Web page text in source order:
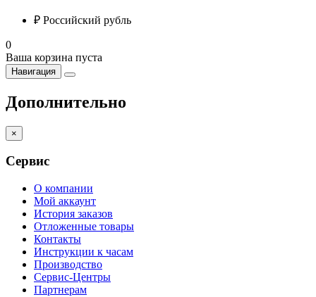
₽ Российский рубль
0
Ваша корзина пуста
Навигация
Дополнительно
×
Сервис
О компании
Мой аккаунт
История заказов
Отложенные товары
Контакты
Инструкции к часам
Производство
Сервис-Центры
Партнерам